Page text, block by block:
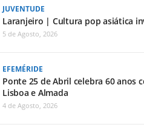
JUVENTUDE
Laranjeiro | Cultura pop asiática
5 de Agosto, 2026
EFEMÉRIDE
Ponte 25 de Abril celebra 60 anos
Lisboa e Almada
4 de Agosto, 2026